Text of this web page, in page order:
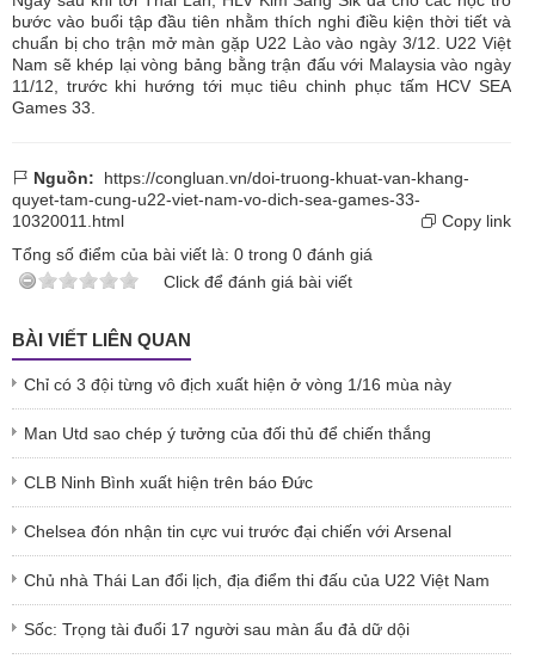
bước vào buổi tập đầu tiên nhằm thích nghi điều kiện thời tiết và
chuẩn bị cho trận mở màn gặp U22 Lào vào ngày 3/12. U22 Việt
Nam sẽ khép lại vòng bảng bằng trận đấu với Malaysia vào ngày
11/12, trước khi hướng tới mục tiêu chinh phục tấm HCV SEA
Games 33.
Nguồn:
https://congluan.vn/doi-truong-khuat-van-khang-
quyet-tam-cung-u22-viet-nam-vo-dich-sea-games-33-
10320011.html
Copy link
Tổng số điểm của bài viết là: 0 trong 0 đánh giá
Click để đánh giá bài viết
BÀI VIẾT LIÊN QUAN
Chỉ có 3 đội từng vô địch xuất hiện ở vòng 1/16 mùa này
Man Utd sao chép ý tưởng của đối thủ để chiến thắng
CLB Ninh Bình xuất hiện trên báo Đức
Chelsea đón nhận tin cực vui trước đại chiến với Arsenal
Chủ nhà Thái Lan đổi lịch, địa điểm thi đấu của U22 Việt Nam
Sốc: Trọng tài đuổi 17 người sau màn ẩu đả dữ dội